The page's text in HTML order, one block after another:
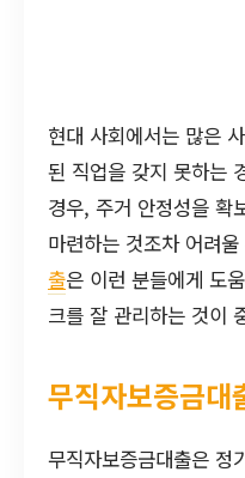
현대 사회에서는 많은
된 직업을 갖지 못하는
경우, 주거 안정성을 확
마련하는 것조차 어려
출은 이런 분들에게 도
크를 잘 관리하는 것이
무직자보증금대
무직자보증금대출은 정